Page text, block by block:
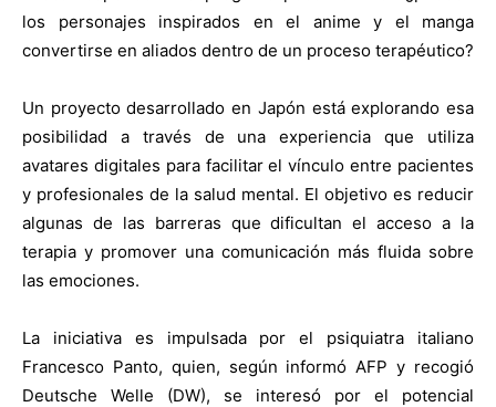
los personajes inspirados en el anime y el manga
convertirse en aliados dentro de un proceso terapéutico?
Un proyecto desarrollado en Japón está explorando esa
posibilidad a través de una experiencia que utiliza
avatares digitales para facilitar el vínculo entre pacientes
y profesionales de la salud mental. El objetivo es reducir
algunas de las barreras que dificultan el acceso a la
terapia y promover una comunicación más fluida sobre
las emociones.
La iniciativa es impulsada por el psiquiatra italiano
Francesco Panto, quien, según informó AFP y recogió
Deutsche Welle (DW), se interesó por el potencial